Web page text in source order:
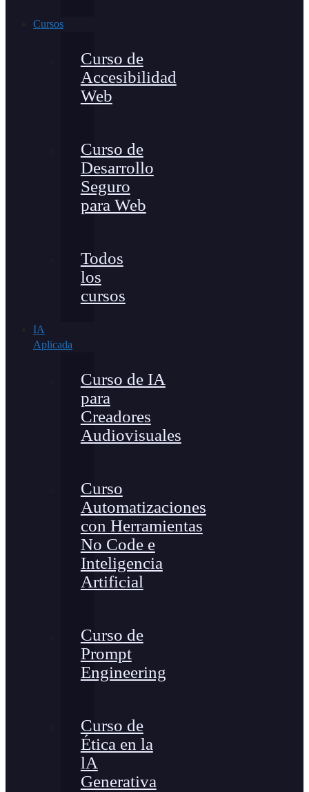
Cursos
Curso de
Accesibilidad
Web
Curso de
Desarrollo
Seguro
para Web
Todos
los
cursos
IA
Aplicada
Curso de IA
para
Creadores
Audiovisuales
Curso
Automatizaciones
con Herramientas
No Code e
Inteligencia
Artificial
Curso de
Prompt
Engineering
Curso de
Ética en la
lA
Generativa